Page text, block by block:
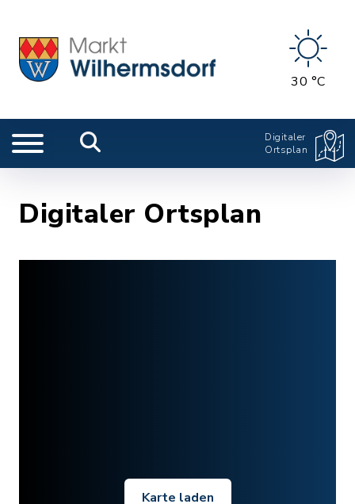
30 °C
Digitaler
Ortsplan
Digitaler Ortsplan
Karte laden